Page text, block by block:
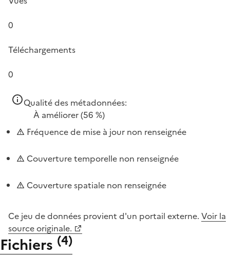
0
Téléchargements
0
Qualité des métadonnées:
À améliorer(56 %)
Fréquence de mise à jour non renseignée
Couverture temporelle non renseignée
Couverture spatiale non renseignée
Ce jeu de données provient d'un portail externe. Voir la
source originale.
Fichiers (4)